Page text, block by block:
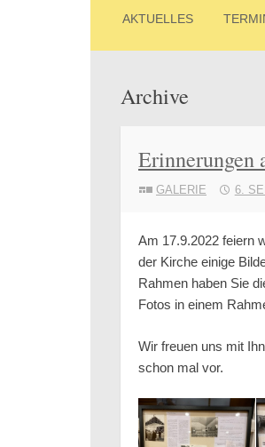
AKTUELLES
Archive
Erinnerungen
GALERIE 6.
Am 17.9.2022 feiern
der Kirche einige
Rahmen haben Sie
Fotos in einem
Wir freuen uns mit
schon mal vor.